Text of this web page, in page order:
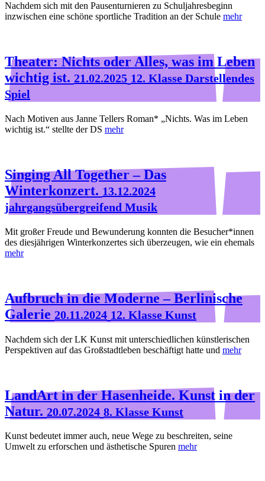
Nachdem sich mit den Pausenturnieren zu Schuljahresbeginn
inzwischen eine schöne sportliche Tradition an der Schule mehr
Theater: Nichts oder Alles, was im Leben
wichtig ist. 21.02.2025 12. Klasse Darstellendes
Spiel
Nach Motiven aus Janne Tellers Roman* „Nichts. Was im Leben
wichtig ist.“ stellte der DS mehr
Singing All Together – Das
Winterkonzert. 13.12.2024
jahrgangsübergreifend Musik
Mit großer Freude und Bewunderung konnten die Besucher*innen
des diesjährigen Winterkonzertes sich überzeugen, wie ein ehemals
mehr
Aufbruch in die Moderne – Berlinische
Galerie 20.11.2024 12. Klasse Kunst
Nachdem sich der LK Kunst mit unterschiedlichen künstlerischen
Perspektiven auf das Großstadtleben beschäftigt hatte und mehr
LandArt in der Hasenheide. Kunst in der
Natur. 20.07.2024 8. Klasse Kunst
Kunst bedeutet immer auch, neue Wege zu beschreiten, seine
Umwelt zu erforschen und ästhetische Spuren mehr